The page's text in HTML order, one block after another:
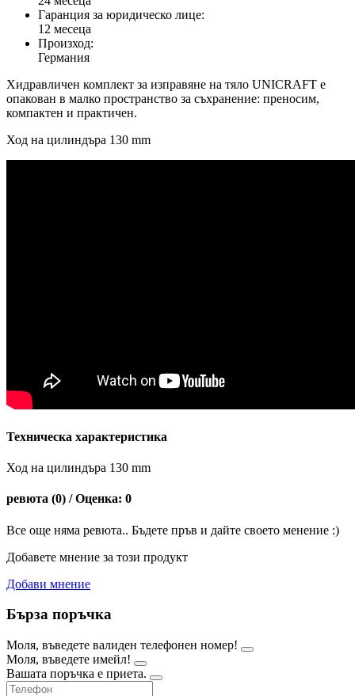
Гаранция за юридическо лице:
12 месеца
Произход:
Германия
Хидравличен комплект за изправяне на тяло UNICRAFT e
oпакован в малко пространство за съхранение: преносим,
компактен и практичен.
Ход на цилиндъра 130 mm
Техническа характеристика
Ход на цилиндъра 130 mm
ревюта (0) / Оценка: 0
Все още няма ревюта.. Бъдете пръв и дайте своето менение :)
Добавете мнение за този продукт
Добави мнение
Бърза поръчка
Моля, въведете валиден телефонен номер!
Моля, въведете имейл!
Вашата поръчка е приета.